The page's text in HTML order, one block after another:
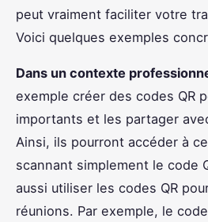
peut vraiment faciliter votre
Voici quelques exemples
Dans un contexte
exemple créer des codes QR
importants et les partager
Ainsi, ils pourront accéder à
scannant simplement le code
aussi utiliser les codes QR
réunions. Par exemple, le